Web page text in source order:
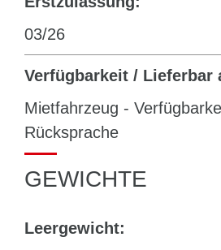
03/26
Verfügbarkeit / Lieferbar
Mietfahrzeug -
Rücksprache
GEWICHTE
Leergewicht: